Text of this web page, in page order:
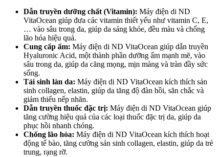
Dẫn truyền dưỡng chất (Vitamin): Máy điện di ND
VitaOcean giúp đưa các vitamin thiết yếu như vitamin C, E,
… vào sâu trong da, giúp da sáng khỏe, đều màu và chống
lão hóa hiệu quả.
Cung cấp ẩm: Máy điện di ND VitaOcean giúp dẫn truyền
Hyaluronic Acid, một thành phần dưỡng ẩm mạnh mẽ, vào
sâu trong da, giúp da căng mọng, mịn màng và tràn đầy sức
sống.
Tái sinh làn da: Máy điện di ND VitaOcean kích thích sản
sinh collagen, elastin, giúp da tăng độ đàn hồi, săn chắc và
giảm thiểu nếp nhăn.
Dẫn truyền thuốc đặc trị: Máy điện di ND VitaOcean giúp
tăng cường hiệu quả của các loại thuốc đặc trị da, giúp da
phục hồi nhanh chóng.
Chống lão hóa: Máy điện di ND VitaOcean kích thích hoạt
động tế bào, tăng cường sản sinh collagen, elastin, giúp da trẻ
trung, rạng rỡ.